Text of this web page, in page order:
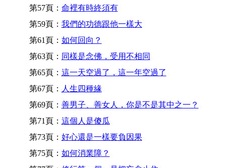
第57頁： 命裡有時終須有
第59頁： 我們的功德跟他一樣大
第61頁： 如何回向？
第63頁： 同樣是念佛，受用不相同
第65頁： 這一天空過了，這一年空過了
第67頁： 人生四種緣
第69頁： 善男子、善女人，你是不是其中之一？
第71頁： 這個人是傻瓜
第73頁： 好心還是一樣要負因果
第75頁： 如何消業障？